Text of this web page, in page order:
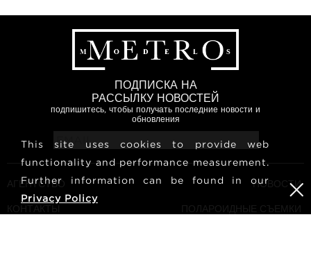
ПОДПИСКА НА
РАССЫЛКУ НОВОСТЕЙ
подпишитесь, чтобы получать последние новости и
обновления
АГЕНТСТВО
КОНТАКТЫ
НОВОСТИ
ПОЛАРОИДНЫЕ СЪЕМКИ
This site uses cookies to provide web
functionality and performance measurement.
Further information can be found in our
Privacy Policy